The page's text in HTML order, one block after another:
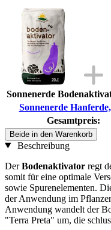
Sonnenerde
Sonnenerde
Gesamtpreis:
Beide in den Warenkorb
Beschreibung
DerBodenaktivator regt
somit für eine optimale
sowie Spurenelementen.
der Anwendung im
Anwendung wandelt der
"Terra Preta" um, die